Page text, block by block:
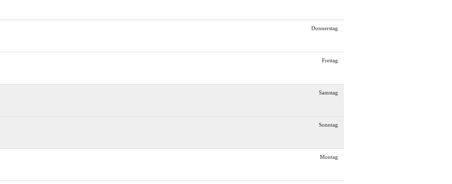
Donnerstag
Freitag
Samstag
Sonntag
Montag